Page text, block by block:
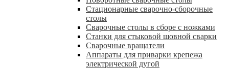
Стационарные сварочно-сборочные
столы
Сварочные столы в сборе с ножками
Станки для стыковой шовной сварки
Сварочные вращатели
Аппараты для приварки крепежа
электрической дугой